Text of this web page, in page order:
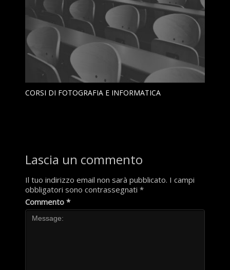
CORSI DI FOTOGRAFIA E INFORMATICA
Lascia un commento
Il tuo indirizzo email non sarà pubblicato. I campi
obbligatori sono contrassegnati *
Commento *